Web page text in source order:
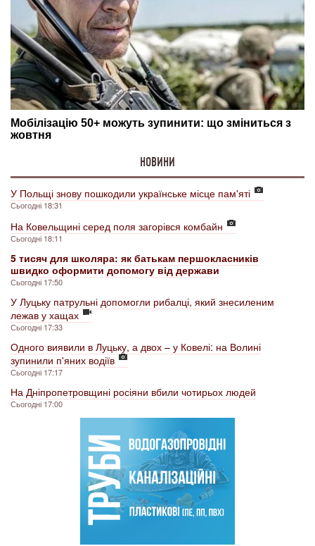
НОВИНИ
У Польщі знову пошкодили українське місце пам'яті
Сьогодні 18:31
На Ковельщині серед поля загорівся комбайн
Сьогодні 18:11
5 тисяч для школяра: як батькам першокласників
швидко оформити допомогу від держави
Сьогодні 17:50
У Луцьку патрульні допомогли рибалці, який знесиленим
лежав у хащах
Сьогодні 17:33
Одного виявили в Луцьку, а двох – у Ковелі: на Волині
зупинили п'яних водіїв
Сьогодні 17:17
На Дніпропетровщині росіяни вбили чотирьох людей
Сьогодні 17:00